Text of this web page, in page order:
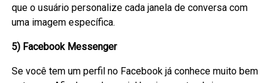
que o usuário personalize cada janela de conversa com
uma imagem específica.
5) Facebook Messenger
Se você tem um perfil no Facebook já conhece muito bem